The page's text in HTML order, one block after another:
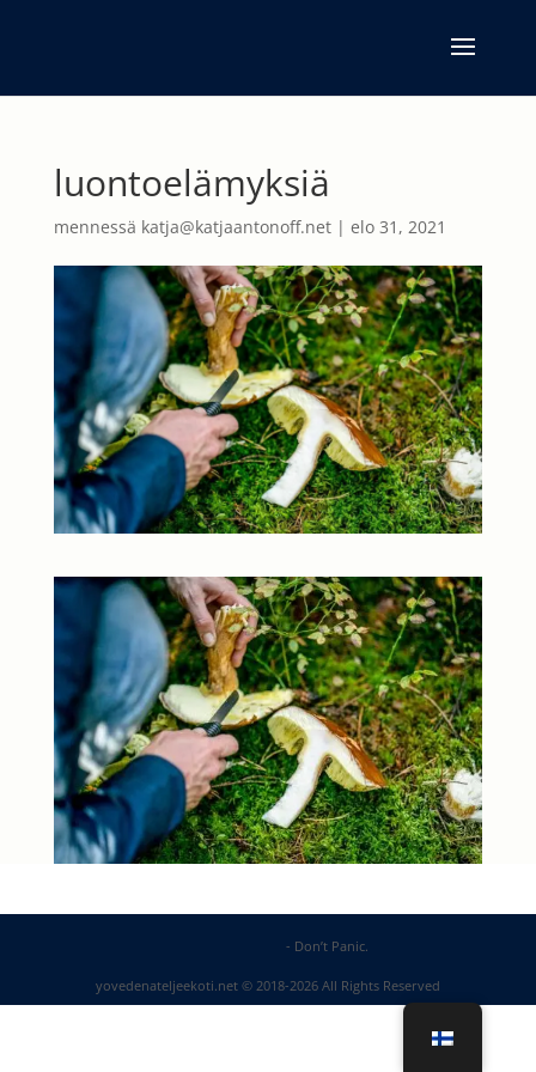
luontoelämyksiä
mennessä katja@katjaantonoff.net| elo 31, 2021
- Don’t Panic.
yovedenateljeekoti.net © 2018-2026 All Rights Reserved